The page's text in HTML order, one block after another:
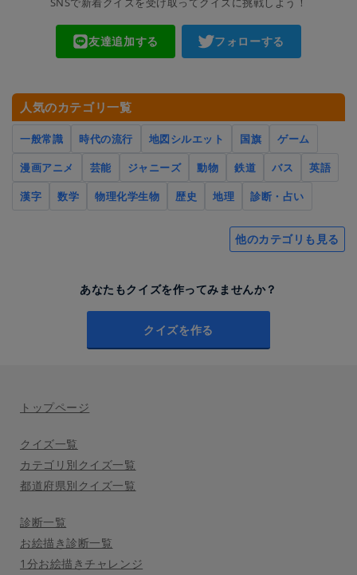
友達追加する フォローする
人気のカテゴリ一覧
一般常識 時代の流行 地図シルエット 国旗
ゲーム
漫画アニメ
芸能 ジャニーズ 動物 鉄道 バス
英語
漢字
数学 物理化学生物 歴史 地理 診断・占い
他のカテゴリも見る
あなたもクイズを作ってみませんか？
クイズを作る
トップページ
クイズ一覧
カテゴリ別クイズ一覧
都道府県別クイズ一覧
診断一覧
お絵描き診断一覧
1分お絵描きチャレンジ